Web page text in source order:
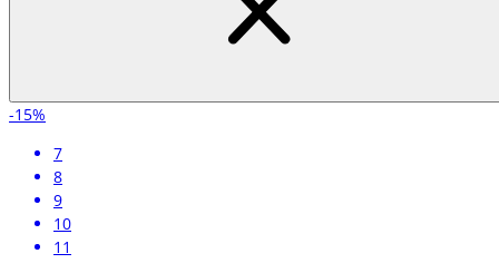
-15%
7
8
9
10
11